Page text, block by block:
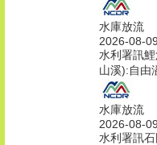
水庫放流
2026-08-
水利署訊
山溪):自由
水庫放流
2026-08-
水利署訊